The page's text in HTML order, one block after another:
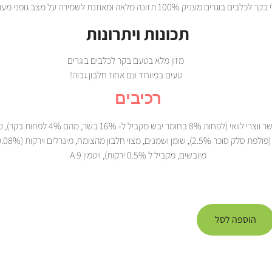
בוגרים מעניק 100% תזונה מלאה ומאוזנת לשמירה על מצב גופני מעולה
תכונות ויתרונות
מזון מלא בטעם בקר לכלבים בוגרים
טעים במיוחד עם אחוז חלבון גבוה!
רכיבים
דגנים, בשר ווצרי לוואי (לפחות 8% בחומר יבש מקביל ל-
מיובשים, מקביל ל 0.5% ירקות), ויטמין A 9
הוספה לסל